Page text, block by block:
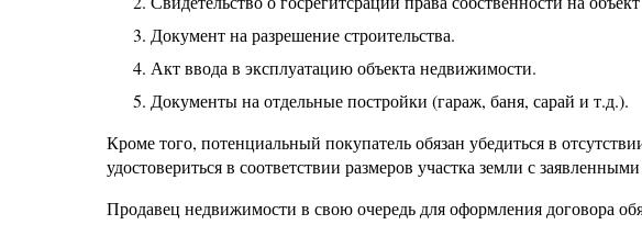
Документ на разрешение строительства.
Акт ввода в эксплуатацию объекта недвижимости.
Документы на отдельные постройки (гараж, баня, сарай и т.д.).
Кроме того, потенциальный покупатель обязан убедиться в
удостовериться в соответствии размеров участка земли с
Продавец недвижимости в свою очередь для оформления договора